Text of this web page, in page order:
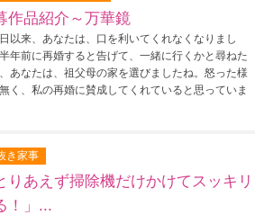
作品紹介～万華鏡
以来、あなたは、口を利いてくれなくなりまし
年前に再婚すると告げて、一緒に行くかと尋ねた
あなたは、祖父母の家を選びましたね。怒った様
く、私の再婚に賛成してくれていると思っていま
き家事
りあえず掃除機だけかけてスッキリ
！」...